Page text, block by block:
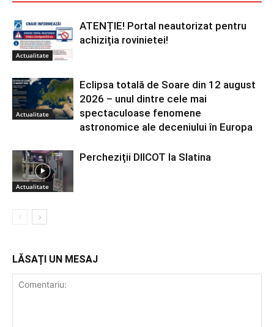
Actualitate
ATENȚIE! Portal neautorizat pentru
achiziția rovinietei!
Actualitate
Eclipsa totală de Soare din 12 august
2026 – unul dintre cele mai
spectaculoase fenomene
astronomice ale deceniului în Europa
Actualitate
Percheziții DIICOT la Slatina
LĂSAȚI UN MESAJ